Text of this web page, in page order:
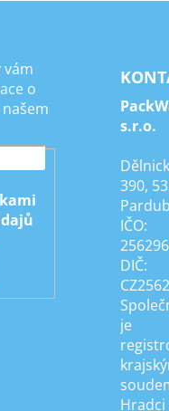
vám
o
s.r.o.
390,
IČO:
DIČ:
je
Hradci